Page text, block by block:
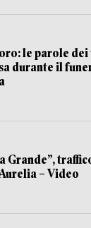
le parole
durante il
Grande”,
– Video